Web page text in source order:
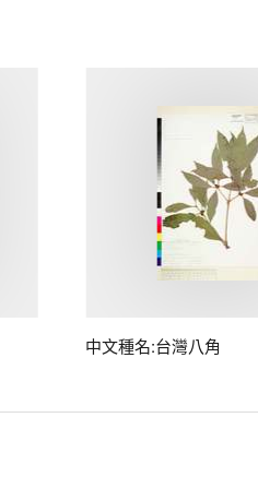
中文種名:台灣八角